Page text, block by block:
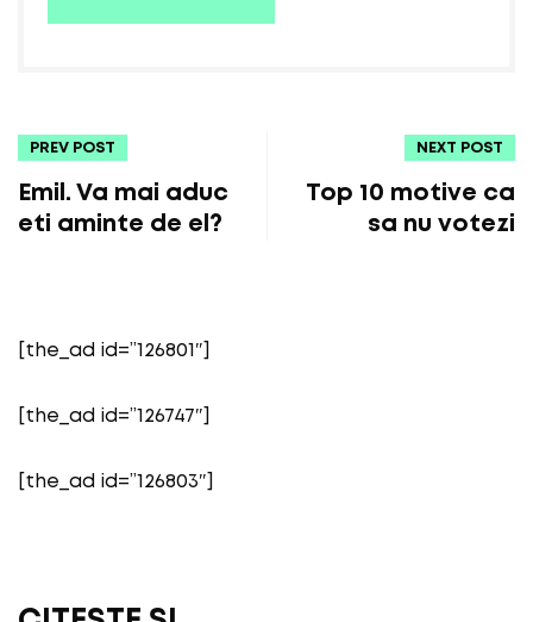
PREV POST
Emil. Va mai aduc
eti aminte de el?
NEXT POST
Top 10 motive ca
sa nu votezi
[the_ad id=”126801″]
[the_ad id=”126747″]
[the_ad id=”126803″]